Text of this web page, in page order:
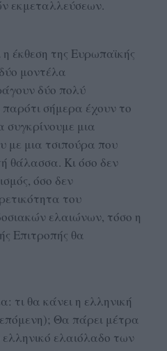
εκμεταλλεύσεων.
έκθεση της Ευρωπαϊκής
μοντέλα
δύο πολύ
σήμερα έχουν το
συγκρίνουμε μια
με μια τσιπούρα που
θάλασσα. Κι όσο δεν
όσο δεν
του
ελαιώνων, τόσο η
Επιτροπής θα
τι θα κάνει η ελληνική
Θα πάρει μέτρα
ελαιόλαδο των